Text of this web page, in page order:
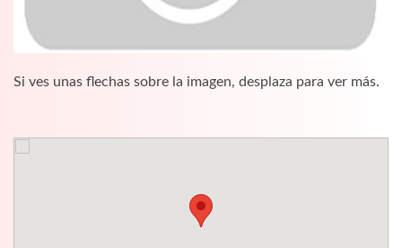
Si ves unas flechas sobre la imagen, desplaza para ver más.